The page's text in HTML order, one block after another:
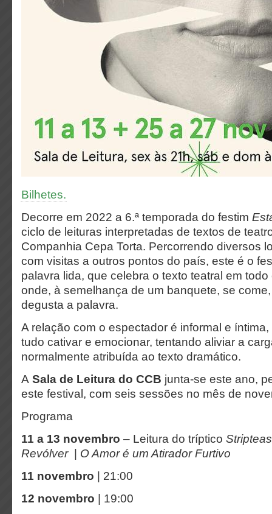
Bilhetes.
Decorre em 2022 a 6.ª temporada do festim
ciclo de leituras interpretadas de textos de
Companhia Cepa Torta. Percorrendo diversos
com visitas a outros pontos do país, este é o
palavra lida, que celebra o texto teatral em
onde, à semelhança de um banquete, se
degusta a palavra.
A relação com o espectador é informal e
tudo cativar e emocionar, tentando aliviar a
normalmente atribuída ao texto dramático.
A Sala de Leitura do CCB junta-se este ano,
este festival, com seis sessões no mês de
Programa
11 a 13 novembro – Leitura do tríptico
Revólver
O Amor é um Atirador Furtivo
11 novembro
| 21:00
12 novembro
| 19:00